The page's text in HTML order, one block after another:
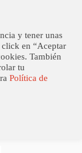
y tener unas
click en “Aceptar
También
tu
Política de